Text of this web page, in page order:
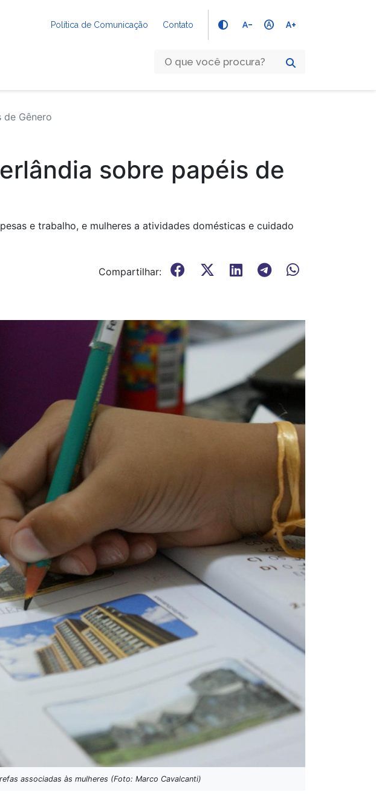
Política de Comunicação Contato text_decrease hdr_auto text_increase
de Gênero
sobre papéis de
e trabalho, e mulheres a atividades domésticas e cuidado
Compartilhar:
associadas às mulheres (Foto: Marco Cavalcanti)